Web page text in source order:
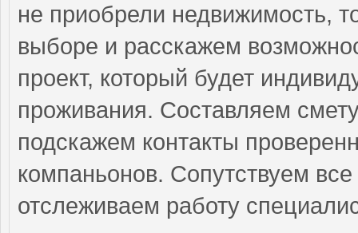
не приобрели недвижимость,
выборе и расскажем
проект, который будет
проживания. Составляем
подскажем контакты
компаньонов. Сопутствуем
отслеживаем работу